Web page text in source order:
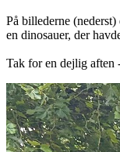
På billederne
en dinosauer, der
Tak for en dejlig aften